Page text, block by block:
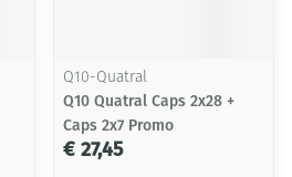
Q10-Quatral
Q10 Quatral Caps 2x28 +
Caps 2x7 Promo
€ 27,45